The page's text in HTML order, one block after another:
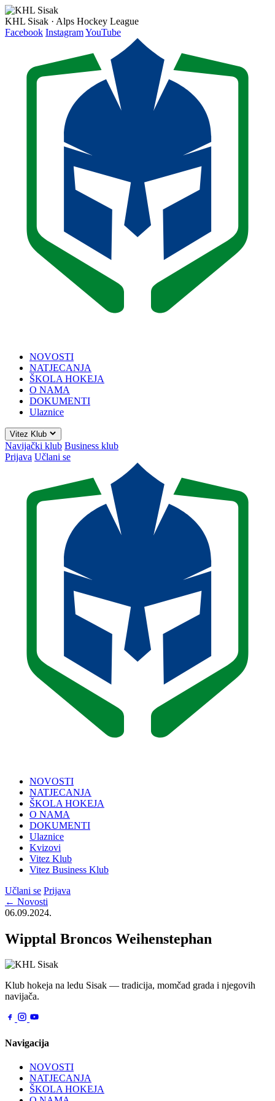
KHL Sisak · Alps Hockey League
Facebook InstagramYouTube
NOVOSTI
NATJECANJA
ŠKOLA HOKEJA
O NAMA
DOKUMENTI
Ulaznice
Vitez Klub
Navijački klub Business klub
Prijava Učlani se
NOVOSTI
NATJECANJA
ŠKOLA HOKEJA
O NAMA
DOKUMENTI
Ulaznice
Kvizovi
Vitez Klub
Vitez Business Klub
Učlani se Prijava
← Novosti
06.09.2024.
Wipptal Broncos Weihenstephan
Klub hokeja na ledu Sisak — tradicija, momčad grada i njegovih
navijača.
Navigacija
NOVOSTI
NATJECANJA
ŠKOLA HOKEJA